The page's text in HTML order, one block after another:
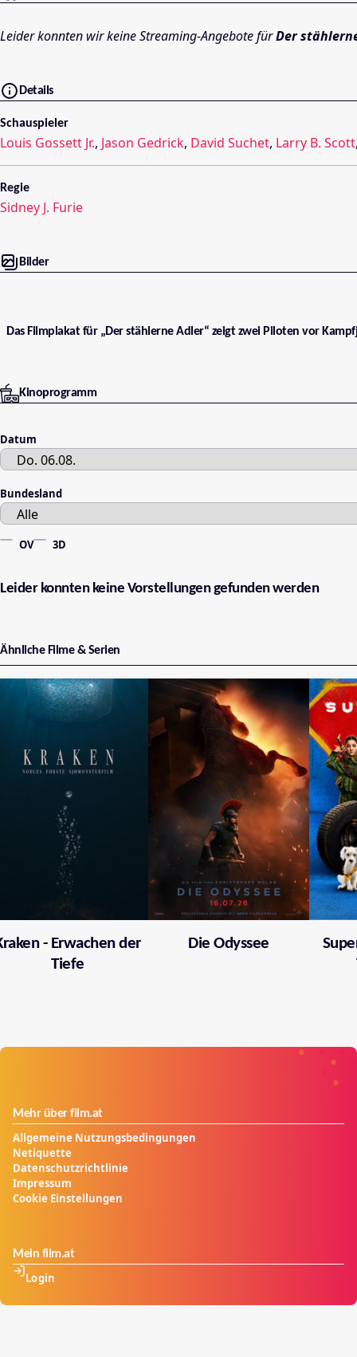
Leider konnten wir keine Streaming-Angebote fürDer
Details
Schauspieler
Louis Gossett Jr., Jason Gedrick, David Suchet, Larry B. Scott
Regie
Sidney J. Furie
Bilder
Das Filmplakat für „Der stählerne Adler“ zeigt zwei Piloten vor
Kinoprogramm
Datum
Bundesland
OV 3D
Leider konnten keine Vorstellungen gefunden werden
Ähnliche Filme & Serien
- Erwachen der
Tiefe
Die Odyssee
Mehr über film.at
Allgemeine Nutzungsbedingungen
Netiquette
Datenschutzrichtlinie
Impressum
Cookie Einstellungen
Mein film.at
Login